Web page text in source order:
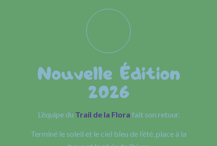
Nouvelle Édition
2026
L’équipe du Trail de la Flora fait son retour.
Terminé le soleil et le ciel bleu de l’été, place à la